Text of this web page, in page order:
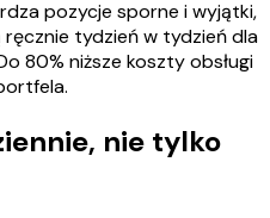
pozycje sporne i wyjątki,
ręcznie tydzień w tydzień dla
80% niższe koszty obsługi
nie tylko